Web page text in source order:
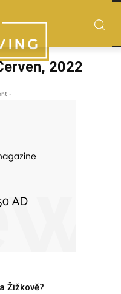
2022
-
Žižkově?